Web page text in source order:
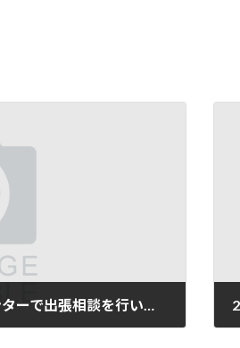
1月11日(土) 東志賀コミュニティセンターで出張相談を行います